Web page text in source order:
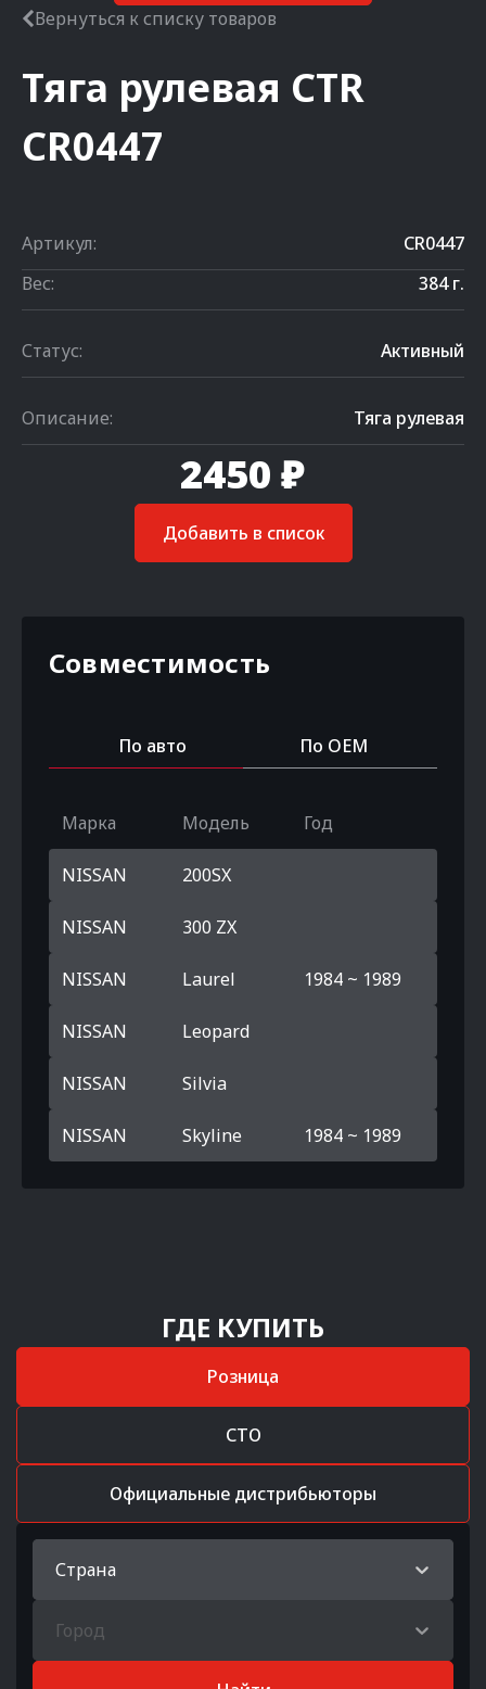
Вернуться к списку товаров
Тяга рулевая CTR
CR0447
Артикул:
CR0447
Вес:
384 г.
Статус: Активный
Описание: Тяга рулевая
2450 ₽
Добавить в список
Совместимость
По авто По OEM
Марка Модель Год
NISSAN 200SX
NISSAN 300 ZX
NISSAN Laurel 1984 ~ 1989
NISSAN Leopard
NISSAN Silvia
NISSAN Skyline 1984 ~ 1989
ГДЕ КУПИТЬ
Розница
СТО
Официальные дистрибьюторы
Страна
Город